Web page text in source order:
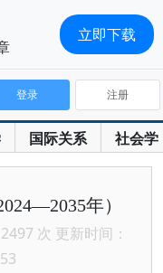
国际关系 社会学
登录 注册
年）
次 更新时间：
立即下载